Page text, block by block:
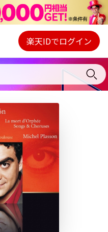
Webプレイヤー
ご契約内容の確認・変更
楽天IDでログイン